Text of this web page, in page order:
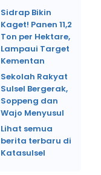
Sidrap Bikin
Kaget! Panen 11,2
Ton per Hektare,
Lampaui Target
Kementan
Sekolah Rakyat
Sulsel Bergerak,
Soppeng dan
Wajo Menyusul
Lihat semua
berita terbaru di
Katasulsel